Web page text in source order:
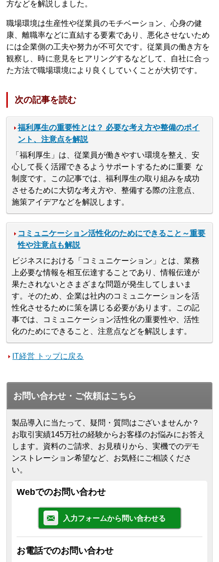
方などを解説しました。
職場環境は生産性や従業員のモチベーション、心身の健
康、離職率などに直結する要素であり、悪化させないため
には企業側の工夫や努力が不可欠です。従業員の働き方を
観察し、時に意見をヒアリングするなどして、自社に合っ
た方法で職場環境により良くしていくことが大切です。
次の記事を読む
福利厚生の重要性とは？ 必要な考え方や整備のポイ
ント、注意点を解説
「福利厚生」は、従業員が働きやすい環境を整え、安
心して長く活躍できるようサポートするために重要 な
制度です。この記事では、福利厚生の取り組みを成功
させるために大切な考え方や、整備する際の注意点、
施策アイデアなどを解説します。
コミュニケーション活性化のためにできること～重要
性や注意点も解説
ビジネスにおける「コミュニケーション」とは、業務
上必要な情報を相互伝達することであり、情報伝達が
果たされないとさまざまな問題が発生してしまいま
す。そのため、企業は社内のコミュニケーションを活
性化させるために策を講じる必要があります。この記
事では、コミュニケーション活性化の重要性や、活性
化のためにできること、注意点などを解説します。
IT経営 トップに戻る
お問い合わせ・ご依頼はこちら
製品導入に当たって、疑問・質問はございませんか？
お取引実績145万社の経験からお客様のお悩みにお答え
します。 資料のご請求、お見積りから、実機でのデモ
ンストレーション希望など、お気軽にご相談くださ
い。
Webでのお問い合わせ
入力フォームから問い合わせる
お電話でのお問い合わせ